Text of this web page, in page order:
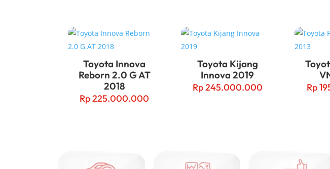
Toyota Innova
Reborn 2.0 G AT
2018
Rp225.000.000
Toyota Kijang
Innova 2019
Rp245.000.000 Rp